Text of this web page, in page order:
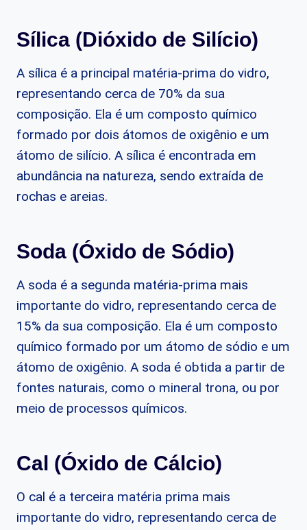
Sílica (Dióxido de Silício)
A sílica é a principal matéria-prima do vidro,
representando cerca de 70% da sua
composição. Ela é um composto químico
formado por dois átomos de oxigênio e um
átomo de silício. A sílica é encontrada em
abundância na natureza, sendo extraída de
rochas e areias.
Soda (Óxido de Sódio)
A soda é a segunda matéria-prima mais
importante do vidro, representando cerca de
15% da sua composição. Ela é um composto
químico formado por um átomo de sódio e um
átomo de oxigênio. A soda é obtida a partir de
fontes naturais, como o mineral trona, ou por
meio de processos químicos.
Cal (Óxido de Cálcio)
O cal é a terceira matéria prima mais
importante do vidro, representando cerca de